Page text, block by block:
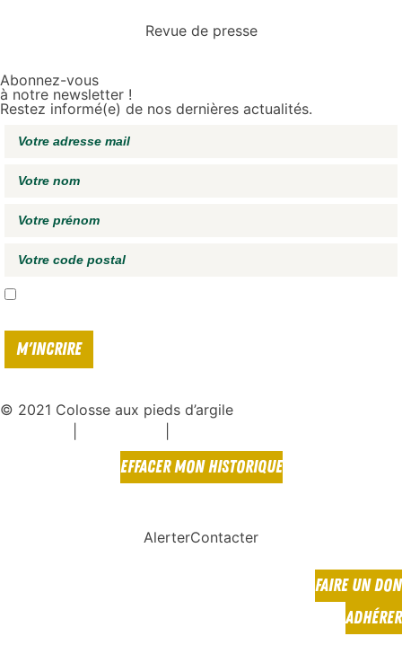
Revue de presse
Abonnez-vous
à notre newsletter !
Restez informé(e) de nos dernières actualités.
© 2021 Colosse aux pieds d’argile
EFFACER MON HISTORIQUE
AlerterContacter
FAIRE UN DON
ADHÉRER